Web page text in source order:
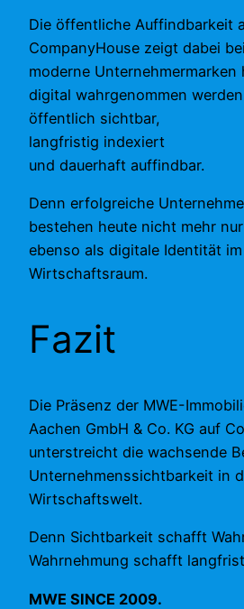
Die öffentliche Auffindbarkeit
CompanyHouse zeigt dabei
moderne Unternehmermarken
digital wahrgenommen
öffentlich sichtbar,
langfristig indexiert
und dauerhaft auffindbar.
Denn erfolgreiche
bestehen heute nicht mehr
ebenso als digitale Identität
Wirtschaftsraum.
Fazit
Die Präsenz der MWE-
Aachen GmbH & Co. KG auf
unterstreicht die wachsende
Unternehmenssichtbarkeit in
Wirtschaftswelt.
Denn Sichtbarkeit schafft
Wahrnehmung schafft
MWE SINCE 2009.